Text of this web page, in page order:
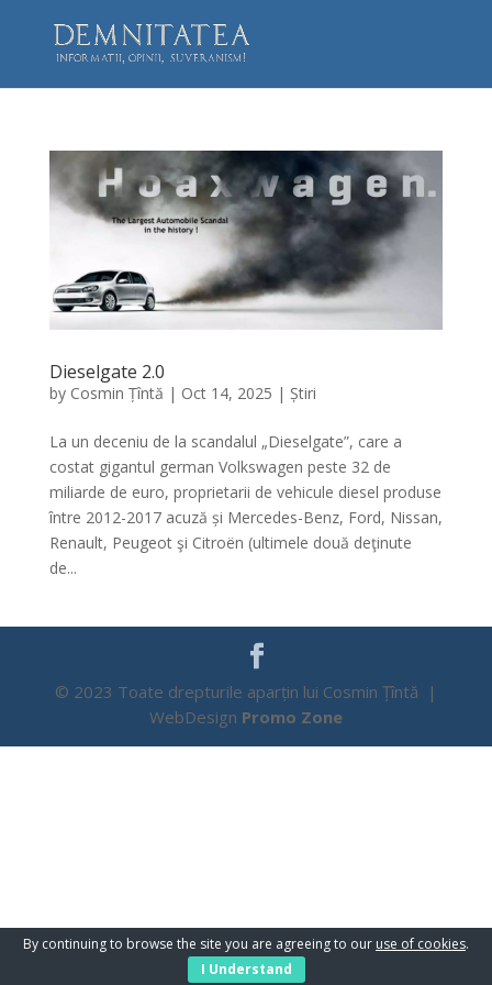
Dieselgate 2.0
by Cosmin Țîntă | Oct 14, 2025 | Știri
La un deceniu de la scandalul „Dieselgate”, care a
costat gigantul german Volkswagen peste 32 de
miliarde de euro, proprietarii de vehicule diesel produse
între 2012-2017 acuză și Mercedes-Benz, Ford, Nissan,
Renault, Peugeot şi Citroën (ultimele două deţinute
de...
© 2023 Toate drepturile aparțin lui Cosmin Țîntă |
WebDesign Promo Zone
By continuing to browse the site you are agreeing to our use of cookies.
I Understand